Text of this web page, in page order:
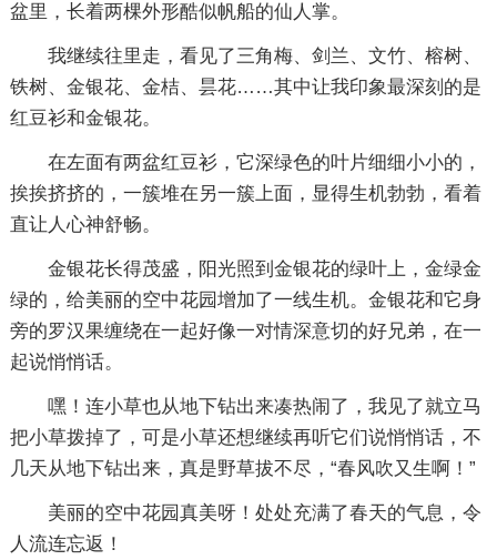
盆里，长着两棵外形酷似帆船的仙人掌。
我继续往里走，看见了三角梅、剑兰、文竹、榕树、
铁树、金银花、金桔、昙花……其中让我印象最深刻的是
红豆衫和金银花。
在左面有两盆红豆衫，它深绿色的叶片细细小小的，
挨挨挤挤的，一簇堆在另一簇上面，显得生机勃勃，看着
直让人心神舒畅。
金银花长得茂盛，阳光照到金银花的绿叶上，金绿金
绿的，给美丽的空中花园增加了一线生机。金银花和它身
旁的罗汉果缠绕在一起好像一对情深意切的好兄弟，在一
起说悄悄话。
嘿！连小草也从地下钻出来凑热闹了，我见了就立马
把小草拨掉了，可是小草还想继续再听它们说悄悄话，不
几天从地下钻出来，真是野草拔不尽，“春风吹又生啊！”
美丽的空中花园真美呀！处处充满了春天的气息，令
人流连忘返！